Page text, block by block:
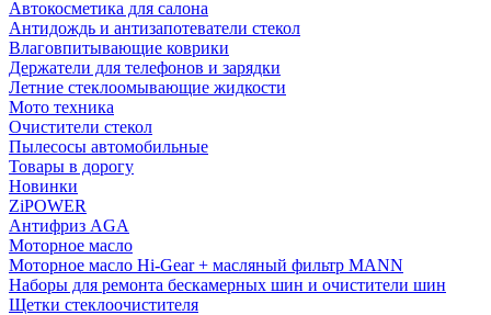
Автокосметика для салона
Антидождь и антизапотеватели стекол
Влаговпитывающие коврики
Держатели для телефонов и зарядки
Летние стеклоомывающие жидкости
Мото техника
Очистители стекол
Пылесосы автомобильные
Товары в дорогу
Новинки
ZiPOWER
Антифриз AGA
Моторное масло
Моторное масло Hi-Gear + масляный фильтр MANN
Наборы для ремонта бескамерных шин и очистители шин
Щетки стеклоочистителя